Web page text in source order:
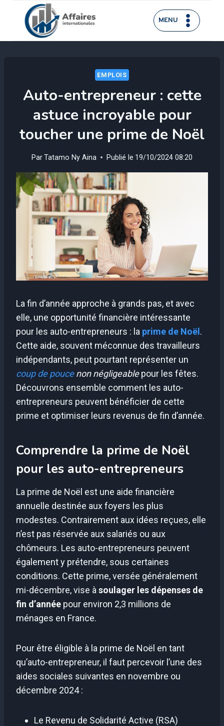
contenu
MENU
EMPLOIS
Auto-entrepreneur : cette
astuce incroyable pour
toucher une prime de Noël
ParTatamo Ny Aina Publié le 19/10/2024 08:20
La fin d’année approche à grands pas, et avec
elle, une opportunité financière intéressante
pour les auto-entrepreneurs : la prime de Noël.
Cette aide, souvent méconnue des travailleurs
indépendants, peut pourtant représenter un
coup de poucenon négligeablepour les fêtes.
Découvrons ensemble comment les auto-
entrepreneurs peuvent bénéficier de cette
prime et optimiser leurs revenus de fin d’année.
Comprendre la prime de Noël
pour les auto-entrepreneurs
La prime de Noël est une aide financière
annuelle destinée aux foyers les plus
modestes. Contrairement aux idées reçues, elle
n’est pas réservée aux salariés ou aux
chômeurs. Les auto-entrepreneurs peuvent
également y prétendre, sous certaines
conditions. Cette prime, versée généralement
mi-décembre, vise à soulager les dépenses de
fin d’année pour environ 2,3 millions de
ménages en France.
Pour être éligible à la prime de Noël en tant
qu’auto-entrepreneur, il faut percevoir l’une des
aides sociales suivantes en novembre ou
décembre 2024 :
Le Revenu de Solidarité Active (RSA)